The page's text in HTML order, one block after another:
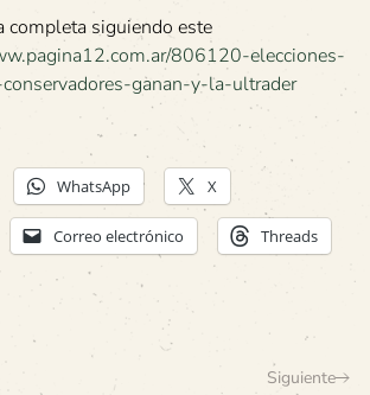
completa siguiendo este
806120-elecciones-
ganan-y-la-ultrader
WhatsApp X
Correo electrónico Threads
Siguiente